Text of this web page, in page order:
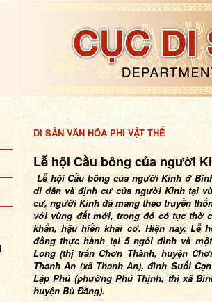
DI SẢN VĂN HÓA PHI VẬT THỂ
Lễ hội Cầu bông của người
Lễ hội Cầu bông của người Kinh ở
di dân và định cư của người Kinh tại
cư, người Kinh đã mang theo truyền
với vùng đất mới, trong đó có tục thờ
khẩn, hậu hiền khai cơ. Hiện nay, Lễ
đồng thực hành tại 5 ngôi đình và
Long (thị trấn Chơn Thành, huyện
Thanh An (xã Thanh An), đình Suối
Lập Phú (phường Phú Thịnh, thị xã
huyện Bù Đăng).